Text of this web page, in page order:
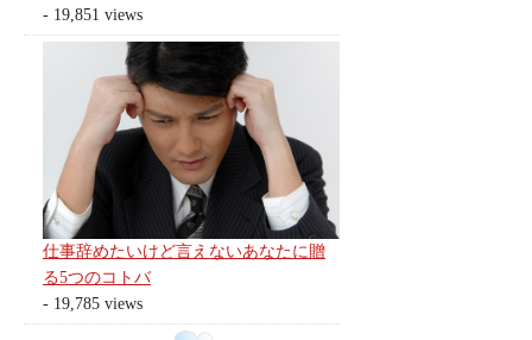
- 19,851 views
仕事辞めたいけど言えないあなたに贈
る5つのコトバ
- 19,785 views